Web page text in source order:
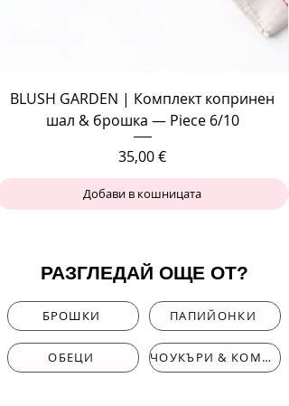
BLUSH GARDEN | Комплект копринен
шал & брошка — Piece 6/10
Цена
35,00 €
Добави в кошницата
РАЗГЛЕДАЙ ОЩЕ ОТ?
БРОШКИ ПАПИЙОНКИ
ОБЕЦИ ЧОУКЪРИ & КОМПЛЕКТИ